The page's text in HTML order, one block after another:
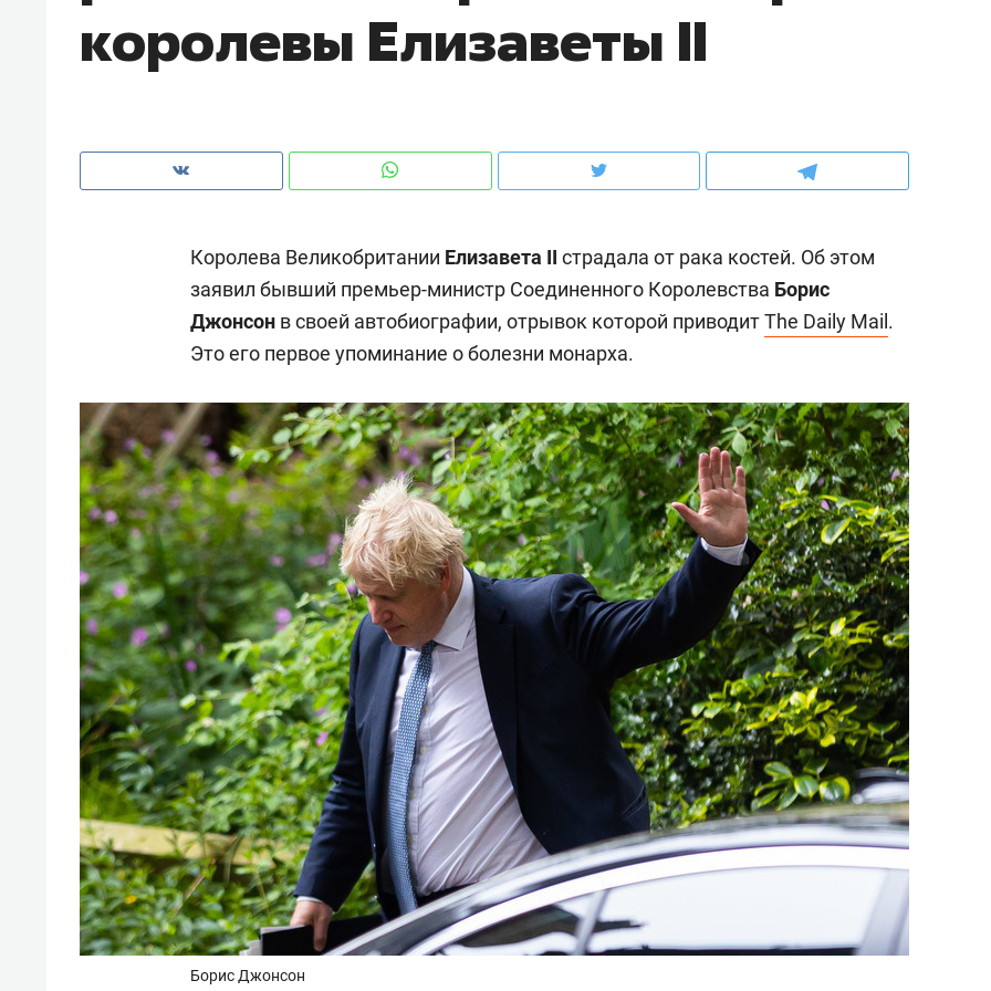
королевы Елизаветы II
Королева Великобритании Елизавета II страдала от рака костей. Об этом
заявил бывший премьер-министр Соединенного Королевства Борис
Джонсон в своей автобиографии, отрывок которой приводитThe Daily Mail .
Это его первое упоминание о болезни монарха.
Борис Джонсон
рынки, почему надо знать аксакалов и
чем интересен Оман?
о трехкратном росте цен, дотошных
клиентах и чудных запросах мастеров
Рекомендуем
Падел, фитнес, танцы и даже
ниндзя-зал: как ТРЦ «Франт»
стал Меккой для любителей
спорта
Рекомендуем
Психотерапевт «Фороса»:
«Директорский невроз» –
когда человек не считает
свою сверхнагрузку
стрессом»
Рекомендуем
Дизайнер-прораб
Наседкина: «Ремонт
с мебелью за 2
для меня это